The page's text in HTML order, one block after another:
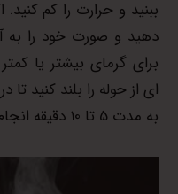
ببنید و حرارت را کم
دهید و صورت خود را به
برای گرمای بیشتر یا
ای از حوله را بلند کنید
به مدت 5 تا 10 دقیقه انجام دهید.